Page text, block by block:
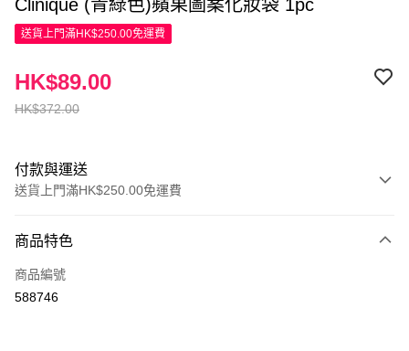
Clinique (青綠色)蘋果圖案化妝袋 1pc
送貨上門滿HK$250.00免運費
HK$372.00
HK$89.00
付款與運送
送貨上門滿HK$250.00免運費
信用卡
Apple Pay
商品特色
商品編號
588746